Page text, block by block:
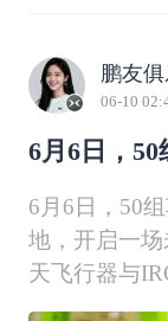
鹏友
06-10
6月6日，50
6月6日，50
地，开启一
天飞行器与
震撼；走进